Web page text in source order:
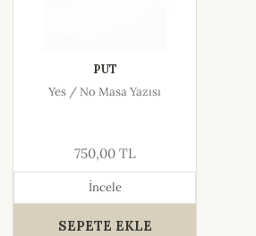
PUT
Yes / No Masa Yazısı
750,00 TL
İncele
SEPETE EKLE